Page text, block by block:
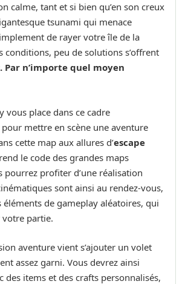
calme, tant et si bien qu’en son creux
tsunami qui menace
de rayer votre île de la
conditions, peu de solutions s’offrent
Par n’importe quel moyen
vous place dans ce cadre
mettre en scène une aventure
cette map aux allures d’escape
le code des grandes maps
pourrez profiter d’une réalisation
sont ainsi au rendez-vous,
éléments de gameplay aléatoires, qui
partie.
aventure vient s’ajouter un volet
assez garni. Vous devrez ainsi
des items et des crafts personnalisés,